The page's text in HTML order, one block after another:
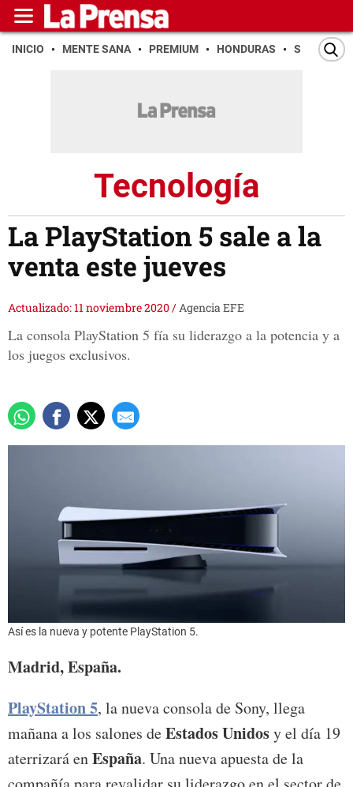
INICIO MENTE SANA PREMIUM HONDURAS SAN PEDRO
Tecnología
La PlayStation 5 sale a la
venta este jueves
Actualizado: 11 noviembre 2020/Agencia EFE
La consola PlayStation 5 fía su liderazgo a la potencia y a
los juegos exclusivos.
Así es la nueva y potente PlayStation 5.
Madrid, España.
PlayStation 5, la nueva consola de Sony, llega
mañana a los salones deEstados Unidosy el día 19
aterrizará enEspaña. Una nueva apuesta de la